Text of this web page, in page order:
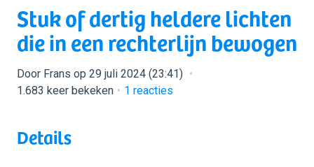
Stuk of dertig heldere lichten
die in een rechterlijn bewogen
Door Frans op 29 juli 2024 (23:41)
1.683 keer bekeken
1 reacties
Details